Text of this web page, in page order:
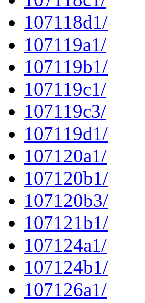
107118d1/
107119a1/
107119b1/
107119c1/
107119c3/
107119d1/
107120a1/
107120b1/
107120b3/
107121b1/
107124a1/
107124b1/
107126a1/